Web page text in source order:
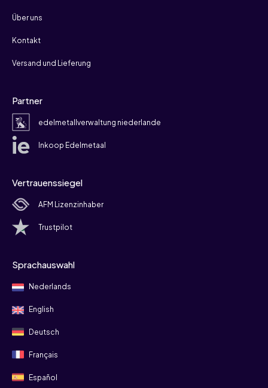
Über uns
Kontakt
Versand und Lieferung
Partner
edelmetallverwaltung niederlande
Inkoop Edelmetaal
Vertrauenssiegel
AFM Lizenzinhaber
Trustpilot
Sprachauswahl
Nederlands
English
Deutsch
Français
Español